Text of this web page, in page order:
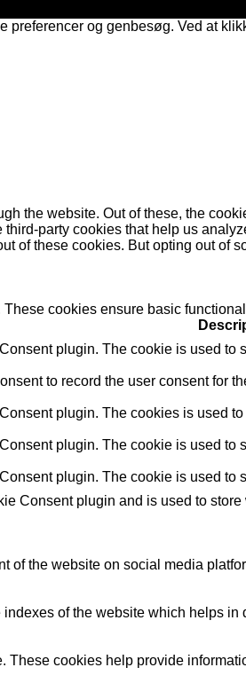
og genbesøg. Ved at
the website. Out of these, the
party cookies that help us
of these cookies. But opting out of
cookies ensure basic
plugin. The cookie is used to
to record the user consent for
plugin. The cookies is used
plugin. The cookie is used to
plugin. The cookie is used to
Consent plugin and is used to
the website on social media
of the website which helps
cookies help provide